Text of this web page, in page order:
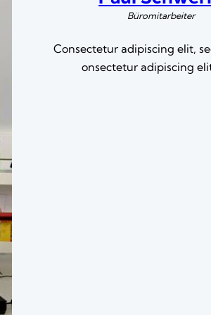
Büromitarbeiter
Consectetur adipiscing elit,
onsectetur adipiscing